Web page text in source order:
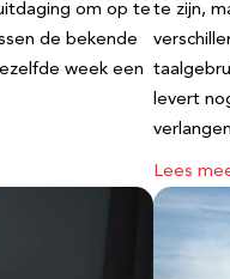
om op te
de bekende
week een
te zijn,
levert
Lees